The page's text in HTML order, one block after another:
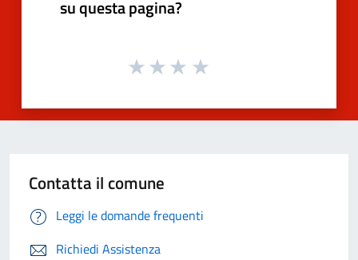
su questa pagina?
Contatta il comune
Leggi le domande frequenti
Richiedi Assistenza